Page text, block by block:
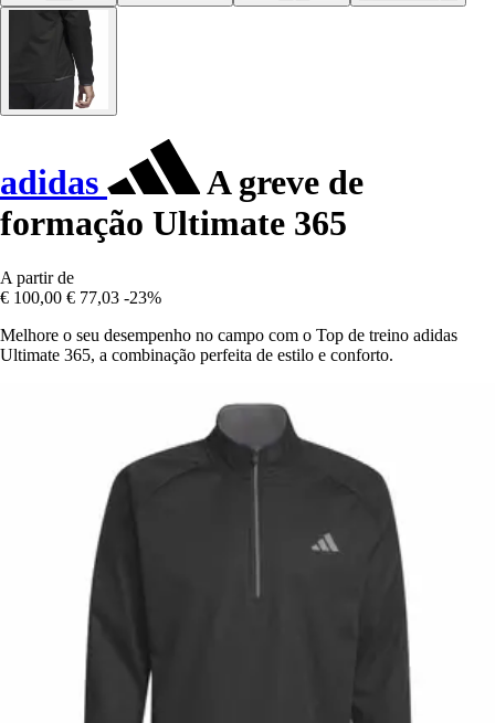
adidas
A greve de
formação Ultimate 365
A partir de
€ 100,00 € 77,03 -23%
Melhore o seu desempenho no campo com o Top de treino adidas
Ultimate 365, a combinação perfeita de estilo e conforto.